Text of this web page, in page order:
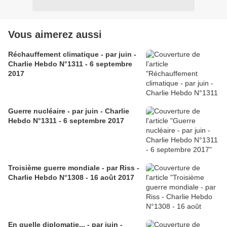
Vous aimerez aussi
Réchauffement climatique - par juin -
Charlie Hebdo N°1311 - 6 septembre
2017
Guerre nucléaire - par juin - Charlie
Hebdo N°1311 - 6 septembre 2017
Troisième guerre mondiale - par Riss -
Charlie Hebdo N°1308 - 16 août 2017
En quelle diplomatie... - par juin -